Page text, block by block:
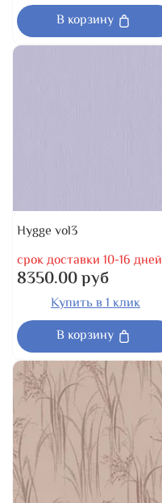
В корзину
Hygge vol3
срок доставки 10-16 дней
8350.00 руб
Купить в 1 клик
В корзину